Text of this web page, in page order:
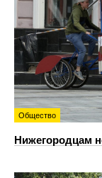
Общество
Нижегородцам